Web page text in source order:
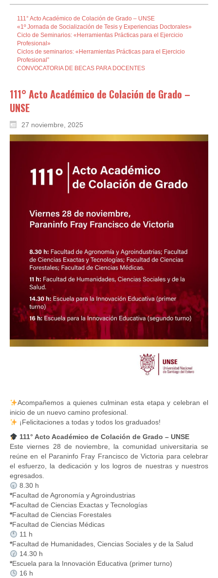
111° Acto Académico de Colación de Grado – UNSE
«1º Jornada de Socialización de Tesis y Experiencias Doctorales»
Ciclo de Seminarios: «Herramientas Prácticas para el Ejercicio
Profesional»
Ciclos de seminarios: «Herramientas Prácticas para el Ejercicio
Profesional”
CONVOCATORIA DE BECAS PARA DOCENTES
111° Acto Académico de Colación de Grado –
UNSE
27 noviembre, 2025
Acompañemos a quienes culminan esta etapa y celebran el
inicio de un nuevo camino profesional.
¡Felicitaciones a todas y todos los graduados!
111° Acto Académico de Colación de Grado – UNSE
Este viernes 28 de noviembre, la comunidad universitaria se
reúne en el Paraninfo Fray Francisco de Victoria para celebrar
el esfuerzo, la dedicación y los logros de nuestras y nuestros
egresados.
8.30 h
*Facultad de Agronomía y Agroindustrias
*Facultad de Ciencias Exactas y Tecnologías
*Facultad de Ciencias Forestales
*Facultad de Ciencias Médicas
11 h
*Facultad de Humanidades, Ciencias Sociales y de la Salud
14.30 h
*Escuela para la Innovación Educativa (primer turno)
16 h